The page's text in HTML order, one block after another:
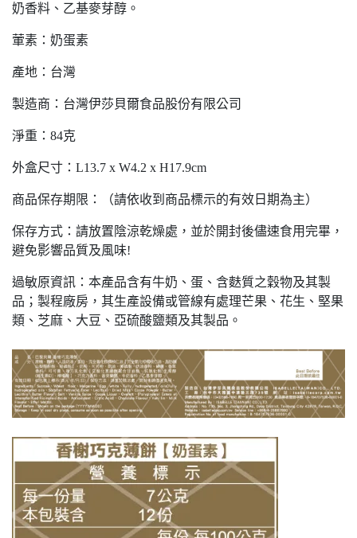
奶香料、乙基麥芽醇。
葷素：奶蛋素
產地：台灣
製造商：台灣伊莎貝爾食品股份有限公司
淨重：84克
外盒尺寸：L13.7 x W4.2 x H17.9cm
商品保存期限：（請依收到商品標示的有效日期為主）
保存方式：請放置陰涼乾燥處，並於開封後儘速食用完畢，
避免影響品質及風味!
過敏原資訊：本產品含有牛奶、蛋、含麩質之穀物及其製
品；製程廠房，其生產設備或管線有處理芒果、花生、堅果
類、芝麻、大豆、亞硫酸鹽類及其製品。